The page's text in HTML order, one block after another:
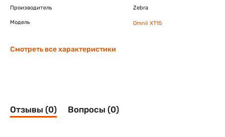
Производитель Zebra
Модель Omnii XT15
Смотреть все характеристики
Отзывы (0) Вопросы (0)